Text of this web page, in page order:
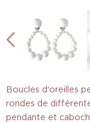
Boucles d'oreilles
rondes de
pendante et